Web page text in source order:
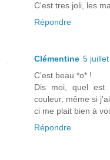
C'est tres joli, les
Répondre
Clémentine 5
C'est beau *o* !
Dis moi, quel est
couleur, même si
ci me plait bien à
Répondre